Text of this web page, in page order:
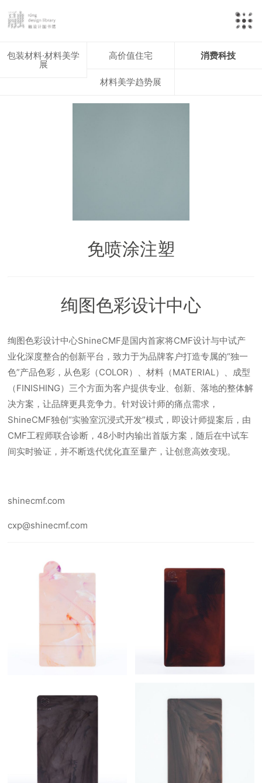
包装材料·材料美学
展
高价值住宅 消费科技
材料美学趋势展
免喷涂注塑
绚图色彩设计中心
绚图色彩设计中心ShineCMF是国内首家将CMF设计与中试产
业化深度整合的创新平台，致力于为品牌客户打造专属的“独一
色”产品色彩，从色彩（COLOR）、材料（MATERIAL）、成型
（FINISHING）三个方面为客户提供专业、创新、落地的整体解
决方案，让品牌更具竞争力。针对设计师的痛点需求，
ShineCMF独创“实验室沉浸式开发”模式，即设计师提案后，由
CMF工程师联合诊断，48小时内输出首版方案，随后在中试车
间实时验证，并不断迭代优化直至量产，让创意高效变现。
shinecmf.com
cxp@shinecmf.com